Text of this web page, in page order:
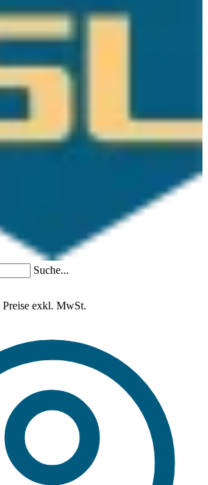
Suche...
Preise exkl. MwSt.